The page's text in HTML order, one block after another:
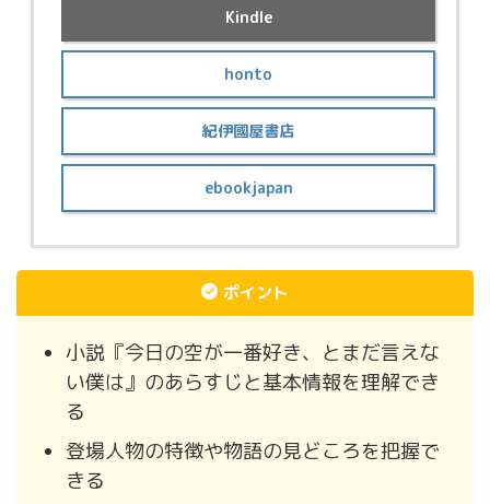
Kindle
honto
紀伊國屋書店
ebookjapan
ポイント
小説『今日の空が一番好き、とまだ言えな
い僕は』のあらすじと基本情報を理解でき
る
登場人物の特徴や物語の見どころを把握で
きる